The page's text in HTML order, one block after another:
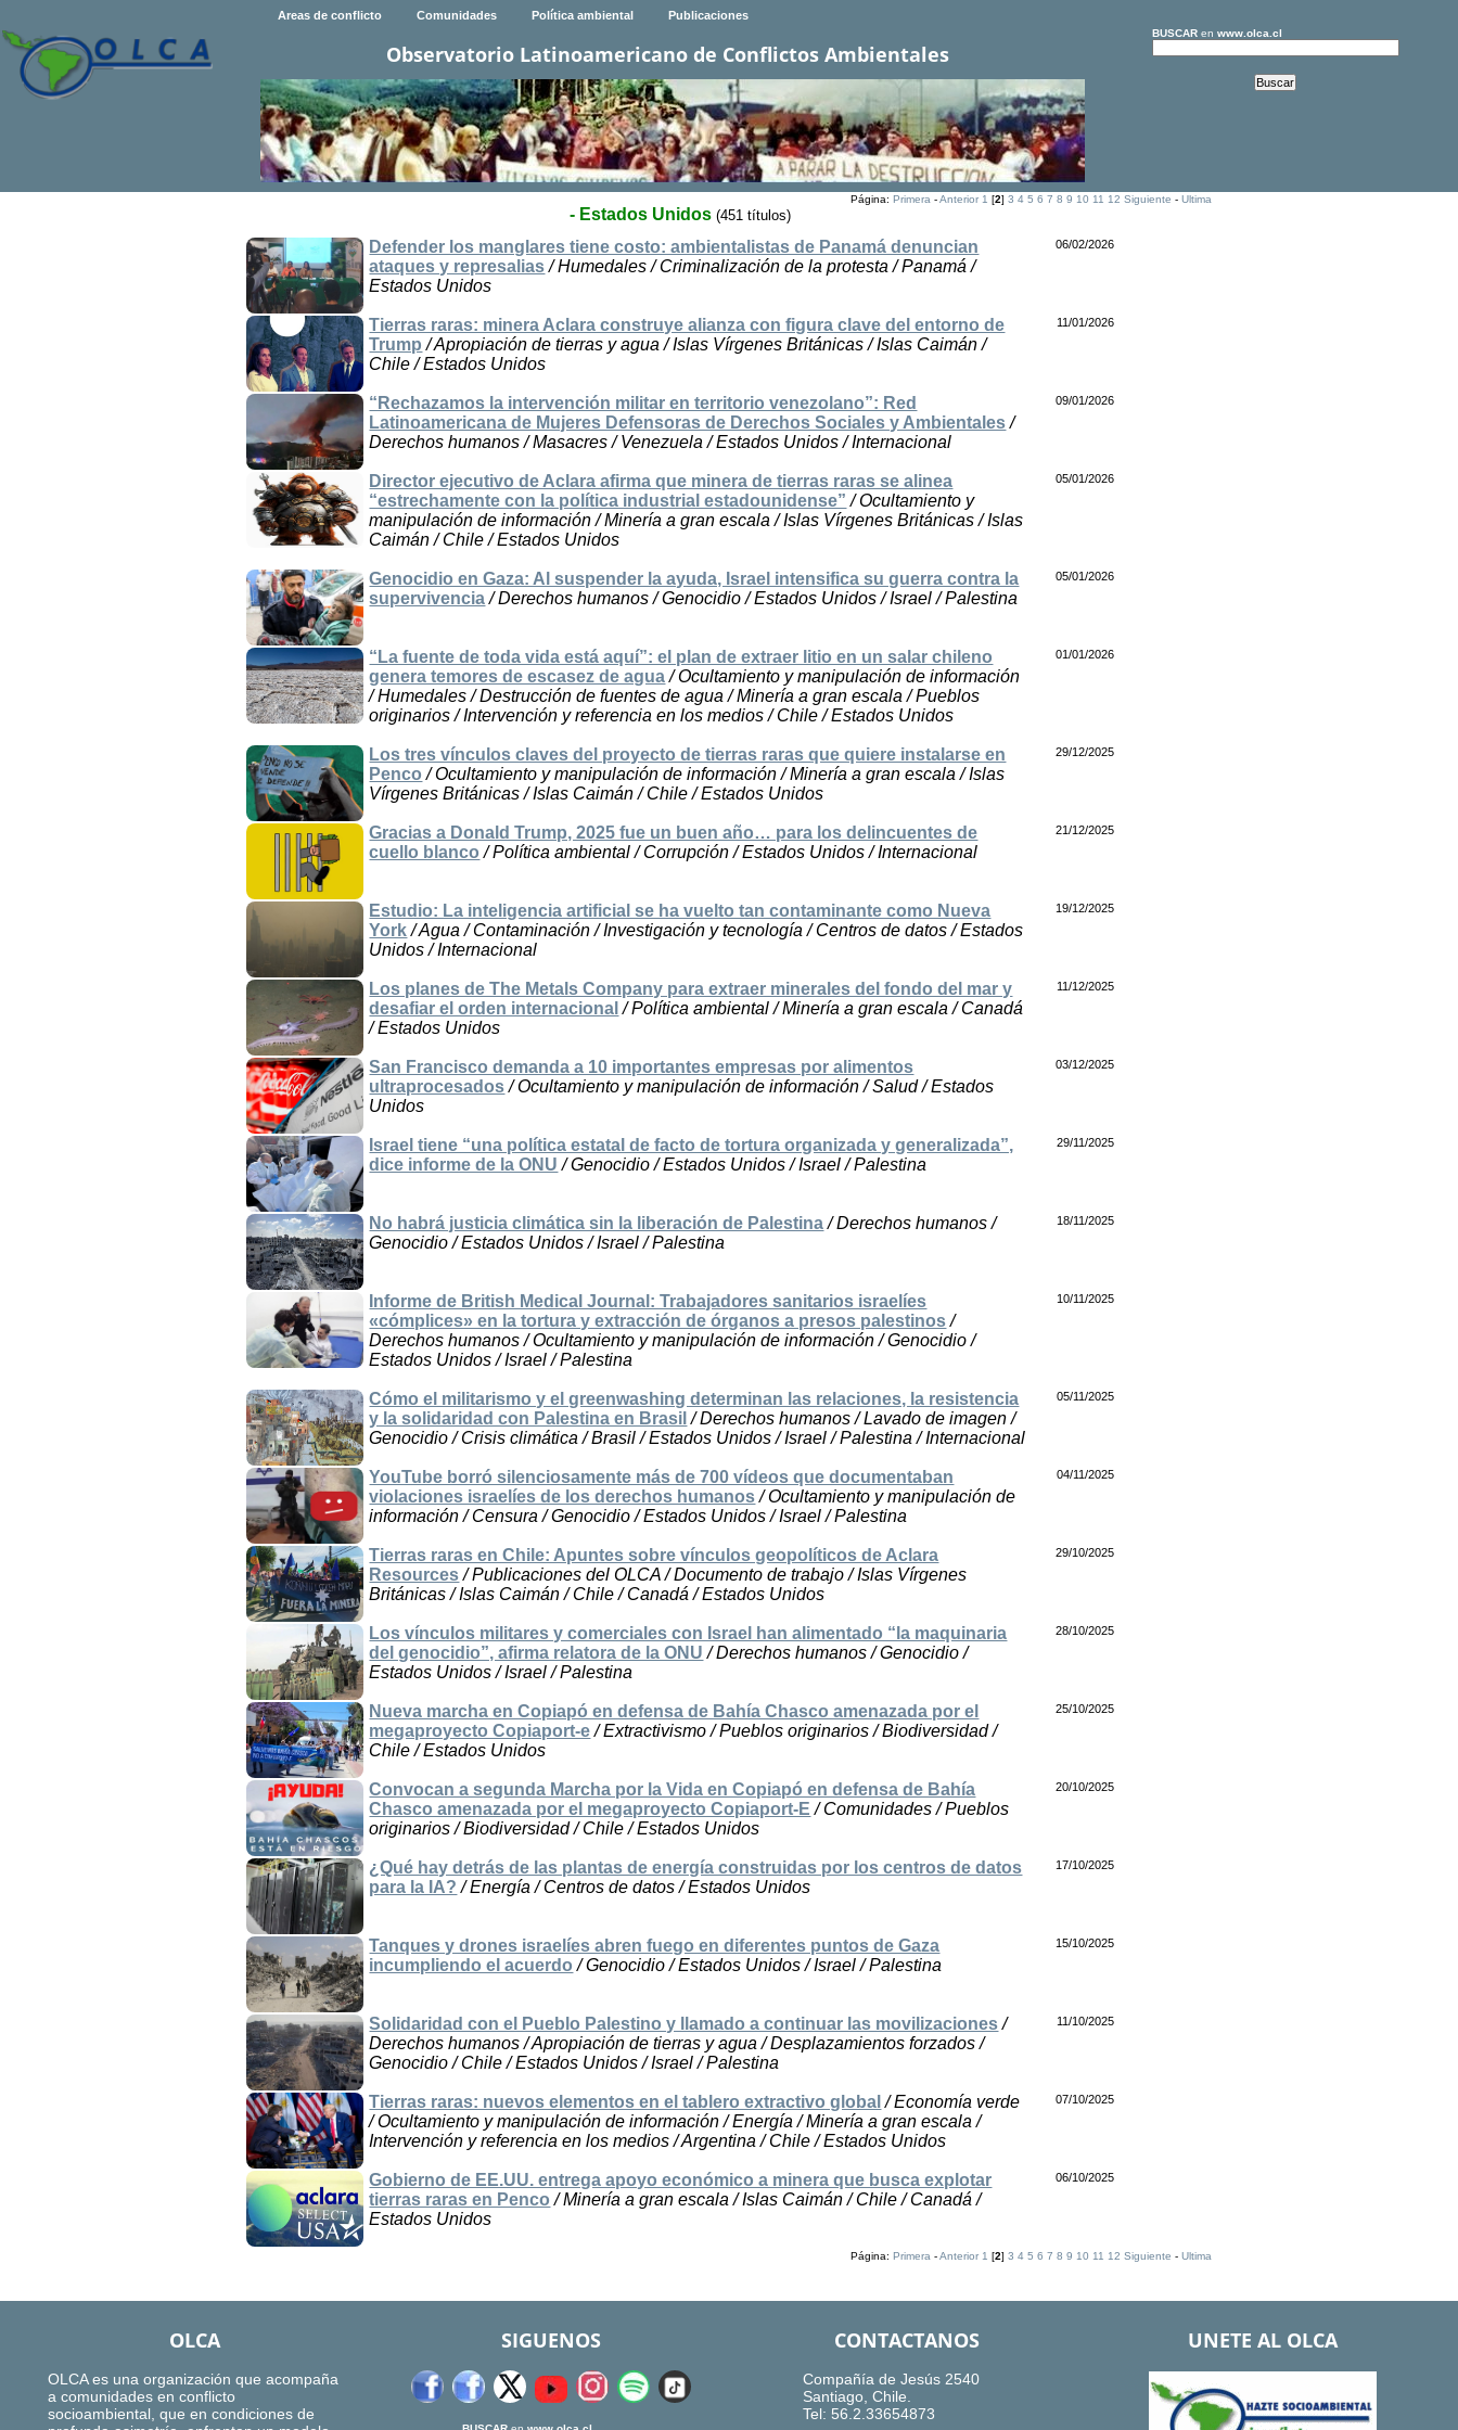
Areas de conflicto Comunidades Política ambiental Publicaciones
Observatorio Latinoamericano de Conflictos Ambientales
BUSCARen www.olca.cl
Página: Primera-Anterior 1 [2] 3 4 5 6 7 8 9 10 11 12 Siguiente - Ultima
- Estados Unidos (451 títulos)
Defender los manglares tiene costo: ambientalistas de Panamá denuncian
ataques y represalias/ Humedales / Criminalización de la protesta / Panamá /
Estados Unidos
06/02/2026
Tierras raras: minera Aclara construye alianza con figura clave del entorno de
Trump / Apropiación de tierras y agua / Islas Vírgenes Británicas / Islas Caimán /
Chile / Estados Unidos
11/01/2026
“Rechazamos la intervención militar en territorio venezolano”: Red
Latinoamericana de Mujeres Defensoras de Derechos Sociales y Ambientales/
Derechos humanos / Masacres / Venezuela / Estados Unidos / Internacional
09/01/2026
Director ejecutivo de Aclara afirma que minera de tierras raras se alinea
“estrechamente con la política industrial estadounidense” / Ocultamiento y
manipulación de información / Minería a gran escala / Islas Vírgenes Británicas / Islas
Caimán / Chile / Estados Unidos
05/01/2026
Genocidio en Gaza: Al suspender la ayuda, Israel intensifica su guerra contra la
supervivencia/ Derechos humanos / Genocidio / Estados Unidos / Israel / Palestina
05/01/2026
“La fuente de toda vida está aquí”: el plan de extraer litio en un salar chileno
genera temores de escasez de agua/ Ocultamiento y manipulación de información
/ Humedales / Destrucción de fuentes de agua / Minería a gran escala / Pueblos
originarios / Intervención y referencia en los medios / Chile / Estados Unidos
01/01/2026
Los tres vínculos claves del proyecto de tierras raras que quiere instalarse en
Penco / Ocultamiento y manipulación de información / Minería a gran escala / Islas
Vírgenes Británicas / Islas Caimán / Chile / Estados Unidos
29/12/2025
Gracias a Donald Trump, 2025 fue un buen año… para los delincuentes de
cuello blanco / Política ambiental / Corrupción / Estados Unidos / Internacional
21/12/2025
Estudio: La inteligencia artificial se ha vuelto tan contaminante como Nueva
York/ Agua / Contaminación / Investigación y tecnología / Centros de datos / Estados
Unidos / Internacional
19/12/2025
Los planes de The Metals Company para extraer minerales del fondo del mar y
desafiar el orden internacional / Política ambiental / Minería a gran escala / Canadá
/ Estados Unidos
11/12/2025
San Francisco demanda a 10 importantes empresas por alimentos
ultraprocesados/ Ocultamiento y manipulación de información / Salud / Estados
Unidos
03/12/2025
Israel tiene “una política estatal de facto de tortura organizada y generalizada”,
dice informe de la ONU / Genocidio / Estados Unidos / Israel / Palestina
29/11/2025
No habrá justicia climática sin la liberación de Palestina/ Derechos humanos /
Genocidio / Estados Unidos / Israel / Palestina
18/11/2025
Informe de British Medical Journal: Trabajadores sanitarios israelíes
«cómplices» en la tortura y extracción de órganos a presos palestinos/
Derechos humanos / Ocultamiento y manipulación de información / Genocidio /
Estados Unidos / Israel / Palestina
10/11/2025
Cómo el militarismo y el greenwashing determinan las relaciones, la resistencia
y la solidaridad con Palestina en Brasil / Derechos humanos / Lavado de imagen /
Genocidio / Crisis climática / Brasil / Estados Unidos / Israel / Palestina / Internacional
05/11/2025
YouTube borró silenciosamente más de 700 vídeos que documentaban
violaciones israelíes de los derechos humanos/ Ocultamiento y manipulación de
información / Censura / Genocidio / Estados Unidos / Israel / Palestina
04/11/2025
Tierras raras en Chile: Apuntes sobre vínculos geopolíticos de Aclara
Resources/ Publicaciones del OLCA / Documento de trabajo / Islas Vírgenes
Británicas / Islas Caimán / Chile / Canadá / Estados Unidos
29/10/2025
Los vínculos militares y comerciales con Israel han alimentado “la maquinaria
del genocidio”, afirma relatora de la ONU / Derechos humanos / Genocidio /
Estados Unidos / Israel / Palestina
28/10/2025
Nueva marcha en Copiapó en defensa de Bahía Chasco amenazada por el
megaproyecto Copiaport-e/ Extractivismo / Pueblos originarios / Biodiversidad /
Chile / Estados Unidos
25/10/2025
Convocan a segunda Marcha por la Vida en Copiapó en defensa de Bahía
Chasco amenazada por el megaproyecto Copiaport-E / Comunidades / Pueblos
originarios / Biodiversidad / Chile / Estados Unidos
20/10/2025
¿Qué hay detrás de las plantas de energía construidas por los centros de datos
para la IA? / Energía / Centros de datos / Estados Unidos
17/10/2025
Tanques y drones israelíes abren fuego en diferentes puntos de Gaza
incumpliendo el acuerdo / Genocidio / Estados Unidos / Israel / Palestina
15/10/2025
Solidaridad con el Pueblo Palestino y llamado a continuar las movilizaciones/
Derechos humanos / Apropiación de tierras y agua / Desplazamientos forzados /
Genocidio / Chile / Estados Unidos / Israel / Palestina
11/10/2025
Tierras raras: nuevos elementos en el tablero extractivo global / Economía verde
/ Ocultamiento y manipulación de información / Energía / Minería a gran escala /
Intervención y referencia en los medios / Argentina / Chile / Estados Unidos
07/10/2025
Gobierno de EE.UU. entrega apoyo económico a minera que busca explotar
tierras raras en Penco / Minería a gran escala / Islas Caimán / Chile / Canadá /
Estados Unidos
06/10/2025
Página: Primera-Anterior 1 [2] 3 4 5 6 7 8 9 10 11 12 Siguiente - Ultima
OLCA
OLCA es una organización que acompaña
a comunidades en conflicto
socioambiental, que en condiciones de
SIGUENOS CONTACTANOS
Compañía de Jesús 2540
Santiago, Chile.
Tel: 56.2.33654873
UNETE AL OLCA